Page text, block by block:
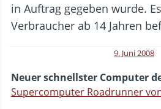
in Auftrag gegeben wurde.
Verbraucher ab 14 Jahren
9. Juni 2008
Neuer schnellster Computer
Supercomputer Roadrunner